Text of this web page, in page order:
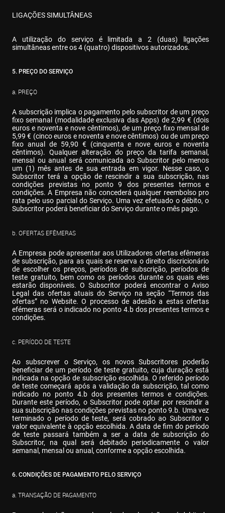
LIGAÇÕES SIMULTÂNEAS
A utilização do serviço é limitada a 2 (duas) ligações
simultâneas entre os 4 (quatro) dispositivos autorizados.
5. PREÇO DO SERVIÇO
a. PREÇO
A subscrição implica o pagamento pelo subscritor de um preço
fixo semanal (modalidade exclusiva das Apps) de 2,99 € (dois
euros e noventa e nove cêntimos), de um preço fixo mensal de
5,99 € (cinco euros e noventa e nove cêntimos) ou de um preço
fixo anual de 59,90 € (cinquenta e nove euros e noventa
cêntimos). Qualquer alteração do preço da tarifa semanal,
mensal ou anual será comunicada ao Subscritor pelo menos
um (1) mês antes de sua entrada em vigor. Nesse caso, o
Subscritor terá a opção de rescindir a sua subscrição, nas
condições previstas no ponto 9 dos presentes termos e
condições. A Empresa não concederá qualquer reembolso pro
rata pelo uso parcial do Serviço. Uma vez efetuado o débito, o
Subscritor poderá beneficiar do Serviço durante o mês pago.
b. OFERTAS EFÊMERAS
A Empresa pode apresentar aos Utilizadores ofertas efêmeras
de subscrição, para as quais se reserva o direito discricionário
de escolher os preços, períodos de subscrição, períodos de
teste gratuito, bem como os períodos durante os quais eles
estarão disponíveis. O Subscritor poderá encontrar o Aviso
Legal das ofertas atuais do Serviço na seção “Termos das
ofertas” no Website. O processo de adesão a estas ofertas
efémeras será o indicado no ponto 4.b dos presentes termos e
condições.
c. PERÍODO DE TESTE
Ao subscrever o Serviço, os novos Subscritores poderão
beneficiar de um período de teste gratuito, cuja duração está
indicada na opção de subscrição escolhida. O referido período
de teste começará após a validação da subscrição, tal como
indicado no ponto 4.b dos presentes termos e condições.
Durante este período, o Subscritor pode optar por rescindir a
sua subscrição nas condições previstas no ponto 9.b. Uma vez
terminado o período de teste, será cobrado ao Subscritor o
valor equivalente à opção escolhida. A data de fim do período
de teste passará também a ser a data de subscrição do
Subscritor, na qual será debitado periodicamente o valor
semanal, mensal ou anual, conforme a opção escolhida.
6. CONDIÇÕES DE PAGAMENTO PELO SERVIÇO
a. TRANSAÇÃO DE PAGAMENTO